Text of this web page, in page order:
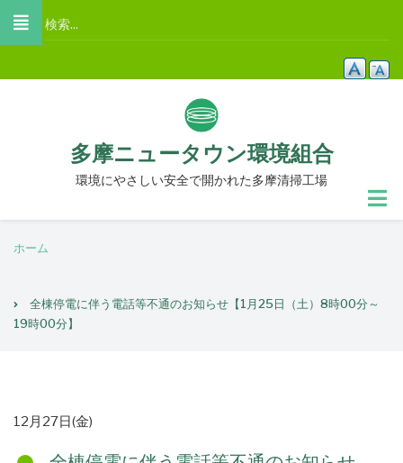
コ
移
検
索
多摩ニュータウン環境組合
環境にやさしい安全で開かれた多摩清掃工場
ン
ず
ホーム
全棟停電に伴う電話等不通のお知らせ【1月25日（土）8時00分～
19時00分】
掲
12月27日(金)